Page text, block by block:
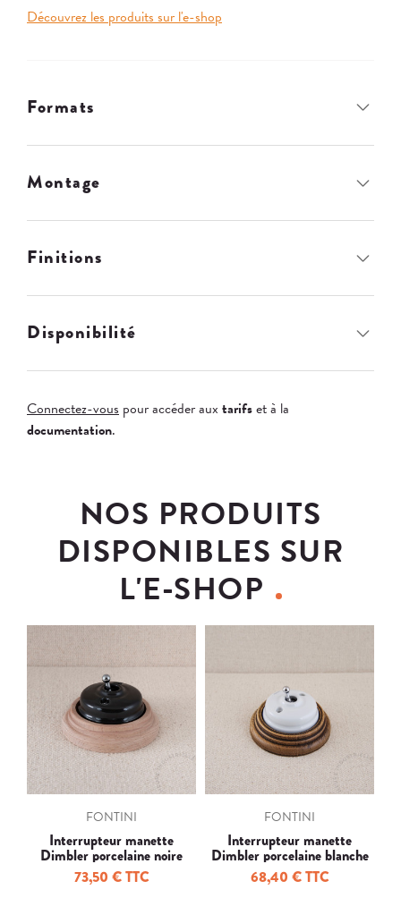
Découvrez les produits sur l'e-shop
Formats
Montage
Finitions
Disponibilité
Connectez-vous pour accéder aux tarifset à la
documentation.
NOS PRODUITS
DISPONIBLES SUR
L'E-SHOP
FONTINI
Interrupteur manette
Dimbler porcelaine noire
socle bois
73,50 € TTC
FONTINI
Interrupteur manette
Dimbler porcelaine blanche
socle bois
68,40 € TTC